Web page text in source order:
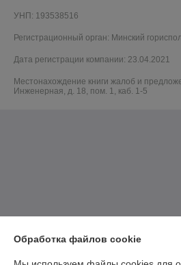
УНП: 193538516
Регистрационный орган: Минский
Дата регистрации компании: 23.04.2021
Местонахождение книги жалоб и
Инженерная, д. 18, пом. 1, каб. 1-5
Обработка файлов cookie